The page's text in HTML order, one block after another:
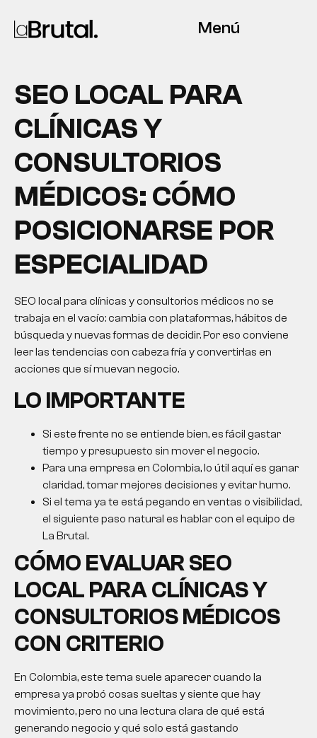
Menú
SEO LOCAL PARA
CLÍNICAS Y
CONSULTORIOS
MÉDICOS: CÓMO
POSICIONARSE POR
ESPECIALIDAD
SEO local para clínicas y consultorios médicos no se
trabaja en el vacío: cambia con plataformas, hábitos de
búsqueda y nuevas formas de decidir. Por eso conviene
leer las tendencias con cabeza fría y convertirlas en
acciones que sí muevan negocio.
LO IMPORTANTE
Si este frente no se entiende bien, es fácil gastar
tiempo y presupuesto sin mover el negocio.
Para una empresa en Colombia, lo útil aquí es ganar
claridad, tomar mejores decisiones y evitar humo.
Si el tema ya te está pegando en ventas o visibilidad,
el siguiente paso natural es hablar con el equipo de
La Brutal.
CÓMO EVALUAR SEO
LOCAL PARA CLÍNICAS Y
CONSULTORIOS MÉDICOS
CON CRITERIO
En Colombia, este tema suele aparecer cuando la
empresa ya probó cosas sueltas y siente que hay
movimiento, pero no una lectura clara de qué está
generando negocio y qué solo está gastando